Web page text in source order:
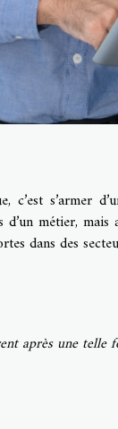
c’est
métier,
dans des
après une telle